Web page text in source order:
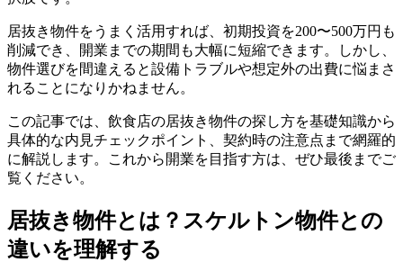
居抜き物件をうまく活用すれば、初期投資を200〜500万円も
削減でき、開業までの期間も大幅に短縮できます。しかし、
物件選びを間違えると設備トラブルや想定外の出費に悩まさ
れることになりかねません。
この記事では、飲食店の居抜き物件の探し方を基礎知識から
具体的な内見チェックポイント、契約時の注意点まで網羅的
に解説します。これから開業を目指す方は、ぜひ最後までご
覧ください。
居抜き物件とは？スケルトン物件との
違いを理解する